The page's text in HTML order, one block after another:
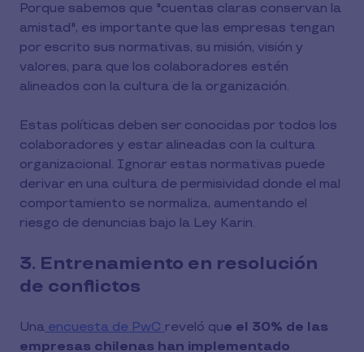
Porque sabemos que "cuentas claras conservan la
amistad", es importante que las empresas tengan
por escrito sus normativas, su misión, visión y
valores, para que los colaboradores estén
alineados con la cultura de la organización.
Estas políticas deben ser conocidas por todos los
colaboradores y estar alineadas con la cultura
organizacional. Ignorar estas normativas puede
derivar en una cultura de permisividad donde el mal
comportamiento se normaliza, aumentando el
riesgo de denuncias bajo la Ley Karin.
3. Entrenamiento en resolución
de conflictos
Una encuesta de PwC reveló que el 30% de las
empresas chilenas han implementado